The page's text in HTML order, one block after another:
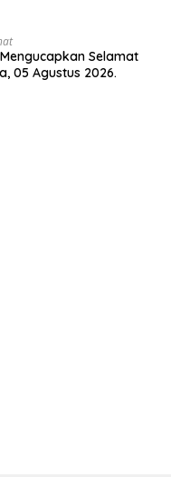
Selamat
05 Agustus 2026.